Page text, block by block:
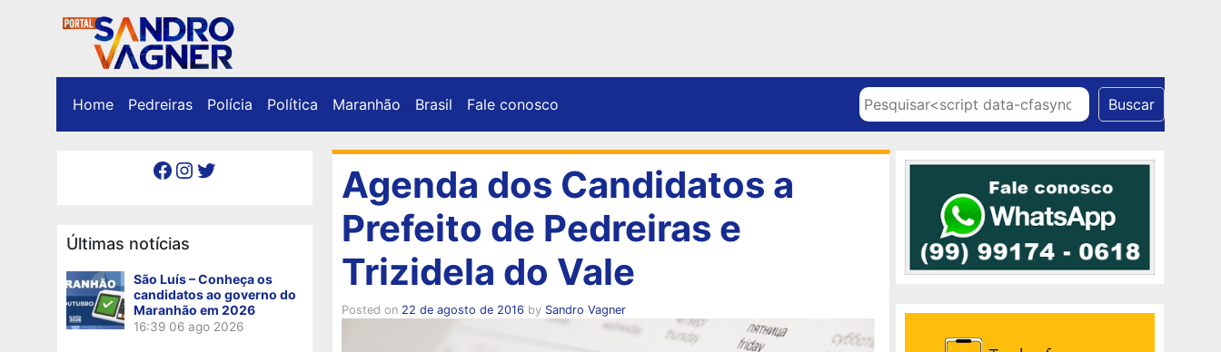
Home Pedreiras Polícia Política Maranhão Brasil Fale conosco Pesquisar Buscar
Facebook Instagram Twitter
Últimas notícias
São Luís – Conheça os
candidatos ao governo do
Maranhão em 2026
16:39 06 ago 2026
Agenda dos Candidatos a
Prefeito de Pedreiras e
Trizidela do Vale
Posted on 22 de agosto de 2016 by Sandro Vagner